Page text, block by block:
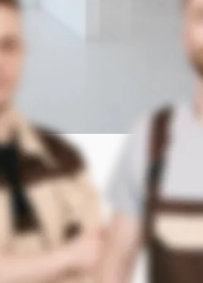
фото помогут мастеру
данных